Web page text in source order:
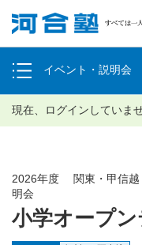
塾生の方
イベント・説明会
個別相談
体験授業
現在、ログインしていませ
小学オープン
2026年度 関東・甲信越
明会